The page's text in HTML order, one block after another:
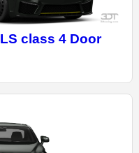
class 4 Door